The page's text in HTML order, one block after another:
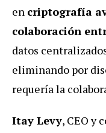
en criptografía
colaboración
datos
eliminando por
requería la
Itay Levy, CEO y